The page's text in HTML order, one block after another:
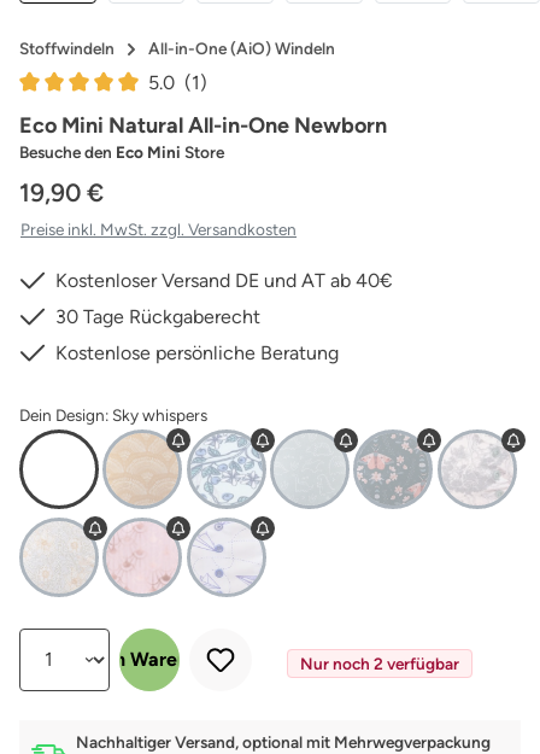
Stoffwindeln All-in-One (AiO) Windeln
5.0 (1)
Eco Mini Natural All-in-One Newborn
Besuche den Eco Mini Store
19,90 €
Preise inkl. MwSt. zzgl. Versandkosten
Kostenloser Versand DE und AT ab 40€
30 Tage Rückgaberecht
Kostenlose persönliche Beratung
Dein Design: Sky whispers
Produkt Anzahl: Gib den gewünschten Wert ein oder benutze die
In den Warenkorb Nur noch 2 verfügbar
Nachhaltiger Versand, optional mit Mehrwegverpackung